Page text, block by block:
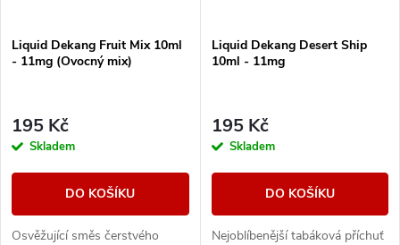
Liquid Dekang Fruit Mix 10ml
- 11mg (Ovocný mix)
195 Kč
Skladem
DO KOŠÍKU
Osvěžující směs čerstvého
Liquid Dekang Desert Ship
10ml - 11mg
195 Kč
Skladem
DO KOŠÍKU
Nejoblíbenější tabáková příchuť